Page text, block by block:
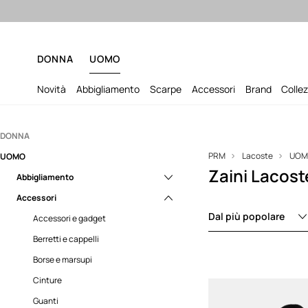
DONNA UOMO
Novità Abbigliamento Scarpe Accessori Brand
DONNA
Abbigliamento
Biancheria intima
Camicie
Cappotti
Felpe
Giacche
Gonne
Maglieria
Accessori
Berretti e cappelli
Borse
Gioielleria
Guanti
Piccole borse e marsupi
Zaini
Scarpe
Sneakers
UOMO
Abbigliamento
Biancheria intima
Camicie
Cappotti
Costumi da bagno
Felpe
Giacche
Accessori
Accessori e gadget
Berretti e cappelli
Borse e marsupi
Cinture
Guanti
PRM Lacoste
Zaini
Dal più popolare